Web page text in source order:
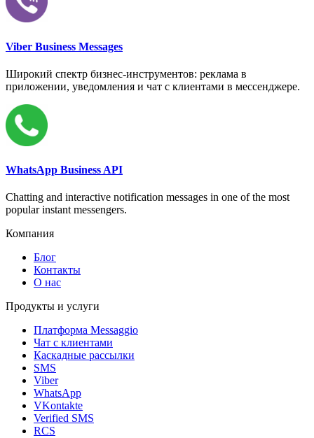
Viber Business Messages
Широкий спектр бизнес-инструментов: реклама в
приложении, уведомления и чат с клиентами в мессенджере.
WhatsApp Business API
Chatting and interactive notification messages in one of the most
popular instant messengers.
Компания
Блог
Контакты
О нас
Продукты и услуги
Платформа Messaggio
Чат с клиентами
Каскадные рассылки
SMS
Viber
WhatsApp
VKontakte
Verified SMS
RCS